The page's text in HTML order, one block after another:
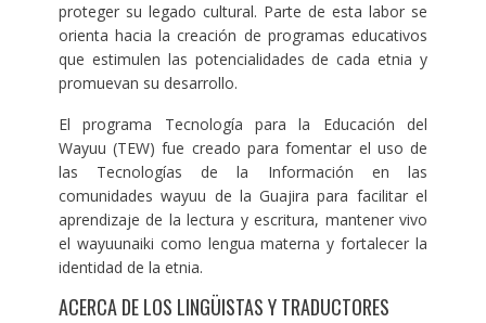
proteger su legado cultural. Parte de esta labor se
orienta hacia la creación de programas educativos
que estimulen las potencialidades de cada etnia y
promuevan su desarrollo.
El programa Tecnología para la Educación del
Wayuu (TEW) fue creado para fomentar el uso de
las Tecnologías de la Información en las
comunidades wayuu de la Guajira para facilitar el
aprendizaje de la lectura y escritura, mantener vivo
el wayuunaiki como lengua materna y fortalecer la
identidad de la etnia.
ACERCA DE LOS LINGÜISTAS Y TRADUCTORES